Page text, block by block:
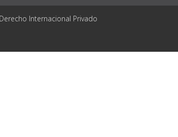
Internacional Privado